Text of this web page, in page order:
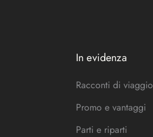
In evidenza
Racconti di viaggio
Promo e vantaggi
Parti e riparti